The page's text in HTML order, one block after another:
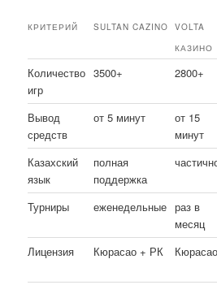
КРИТЕРИЙ SULTAN CAZINO
VOLTA
КАЗИНО
Количество
игр
3500+ 2800+
Вывод
средств
от 5 минут
от 15
минут
Казахский
язык
полная
поддержка
Турниры еженедельные раз в
месяц
Лицензия
Кюрасао + РК Кюрасао